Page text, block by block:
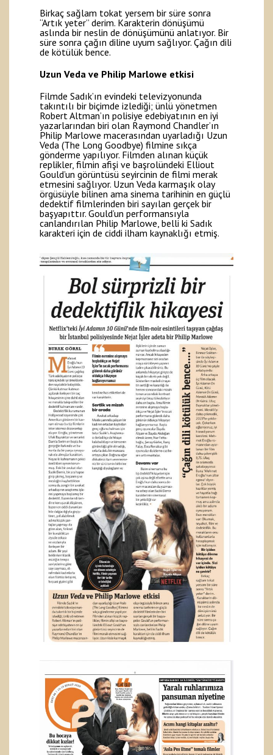
Birkaç sağlam tokat yersem bir süre sonra
“Artık yeter” derim. Karakterin dönüşümü
aslında bir neslin de dönüşümünü anlatıyor. Bir
süre sonra çağın diline uyum sağlıyor. Çağın dili
de kötülük bence.
Uzun Veda ve Philip Marlowe etkisi
Filmde Sadık’ın evindeki televizyonunda
takıntılı bir biçimde izlediği; ünlü yönetmen
Robert Altman’ın polisiye edebiyatının en iyi
yazarlarından biri olan Raymond Chandler’ın
Philip Marlowe macerasından uyarladığı Uzun
Veda (The Long Goodbye) filmine sıkça
gönderme yapılıyor. Filmden alınan küçük
replikler, filmin afişi ve başrolündeki Elliout
Gould’un görüntüsü seyircinin de filmi merak
etmesini sağlıyor. Uzun Veda karmaşık olay
örgüsüyle bilinen ama sinema tarihinin en güçlü
dedektif filmlerinden biri sayılan gerçek bir
başyapıttır. Gould’un performansıyla
canlandırılan Philip Marlowe, belli ki Sadık
karakteri için de ciddi ilham kaynaklığı etmiş.